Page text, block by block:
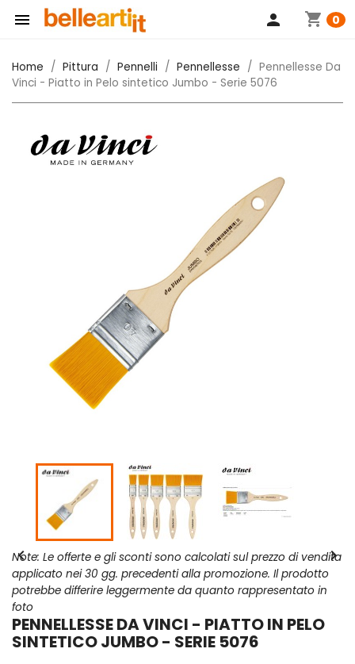
 shopping_cart 0
person
Home Pittura Pennelli Pennellesse
Pennellesse Da
Vinci - Piatto in Pelo sintetico Jumbo - Serie 5076
 
Note: Le offerte e gli sconti sono calcolati sul prezzo di vendita
applicato nei 30 gg. precedenti alla promozione. Il prodotto
potrebbe differire leggermente da quanto rappresentato in
foto
PENNELLESSE DA VINCI - PIATTO IN PELO
SINTETICO JUMBO - SERIE 5076